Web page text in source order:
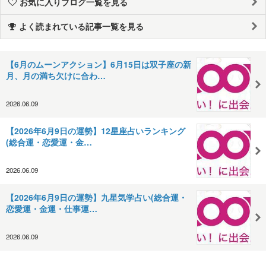
よく読まれている記事一覧を見る
【6月のムーンアクション】6月15日は双子座の新
月、月の満ち欠けに合わ…
2026.06.09
【2026年6月9日の運勢】12星座占いランキング
(総合運・恋愛運・金…
2026.06.09
【2026年6月9日の運勢】九星気学占い(総合運・
恋愛運・金運・仕事運…
2026.06.09